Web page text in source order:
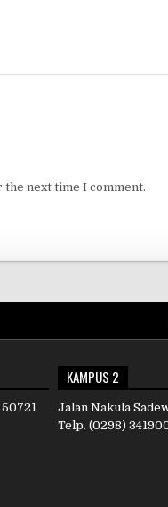
the next time I comment.
KAMPUS 2
Jalan Nakula
Telp. (0298)